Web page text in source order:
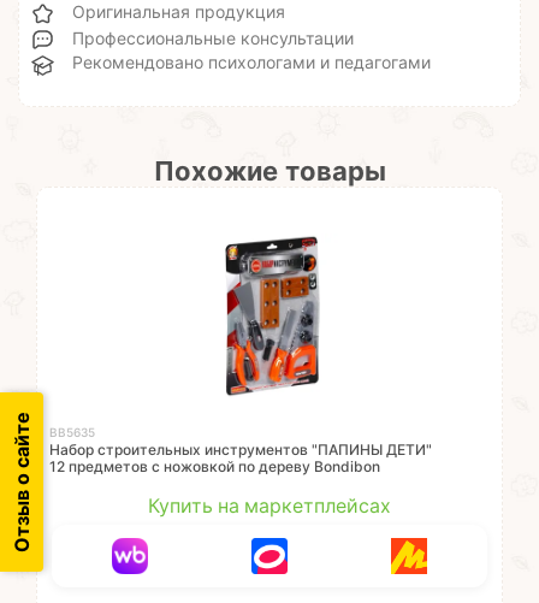
Оригинальная продукция
Профессиональные консультации
Рекомендовано психологами и педагогами
Похожие товары
ВВ5635
Набор строительных инструментов "ПАПИНЫ ДЕТИ"
12 предметов с ножовкой по дереву Bondibon
Купить на маркетплейсах
Отзыв о сайте